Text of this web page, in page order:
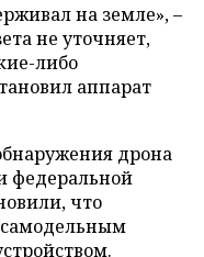
на земле», –
не уточняет,
либо
аппарат
дрона
федеральной
что
самодельным